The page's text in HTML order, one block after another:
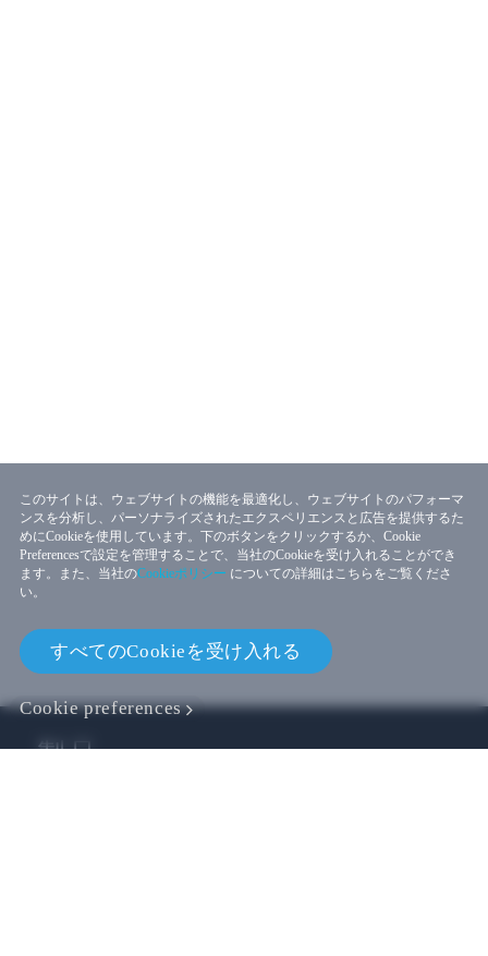
このサイトは、ウェブサイトの機能を最適化し、ウェブサイトのパフォーマ
ンスを分析し、パーソナライズされたエクスペリエンスと広告を提供するた
めにCookieを使用しています。下のボタンをクリックするか、Cookie
Preferencesで設定を管理することで、当社のCookieを受け入れることができ
ます。また、当社のCookieポリシー についての詳細はこちらをご覧くださ
い。
すべてのCookieを受け入れる
Cookie preferences
製品